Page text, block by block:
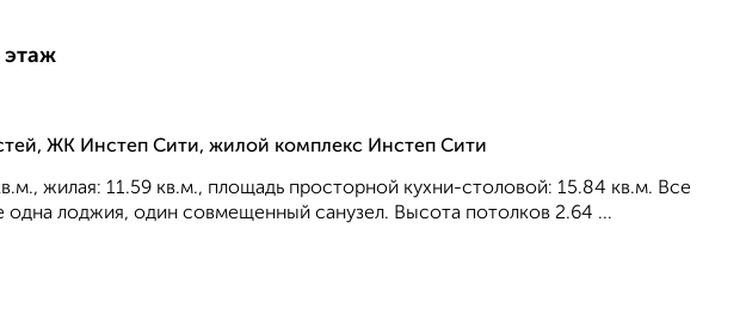
этаж
ЖК Инстеп Сити, жилой комплекс Инстеп Сити
жилая: 11.59 кв.м., площадь просторной кухни-столовой: 15.84 кв.м. Все
одна лоджия, один совмещенный санузел. Высота потолков 2.64 ...